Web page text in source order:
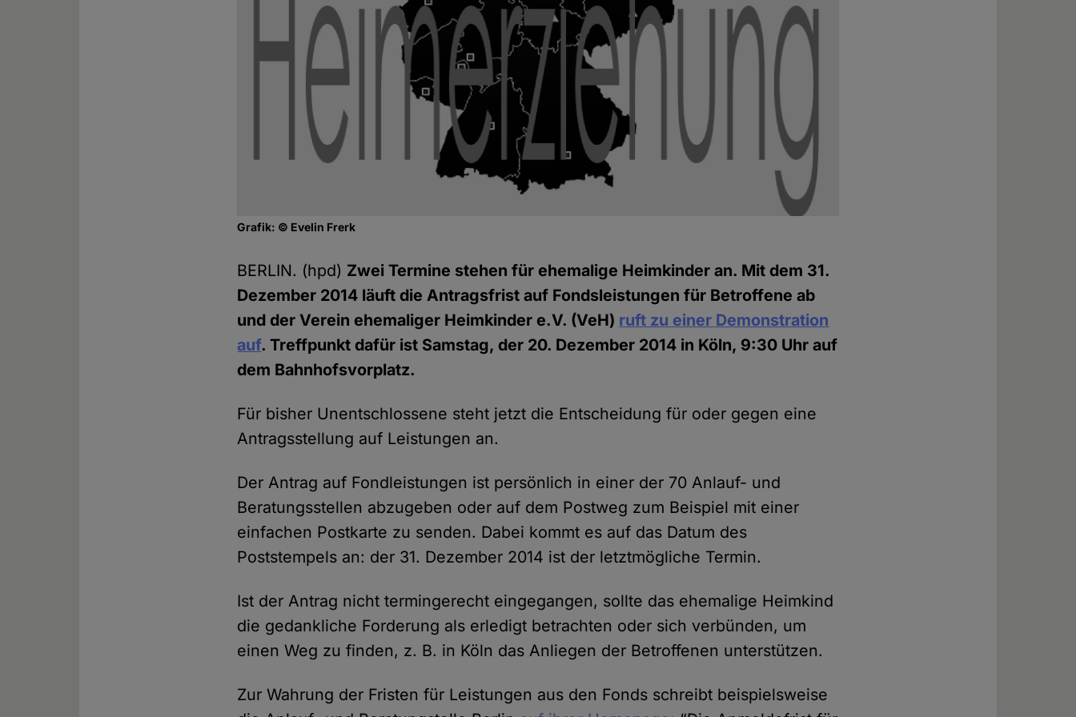
Grafik: © Evelin Frerk
BERLIN. (hpd) Zwei Termine stehen für ehemalige Heimkinder an. Mit dem 31.
Dezember 2014 läuft die Antragsfrist auf Fondsleistungen für Betroffene ab
und der Verein ehemaliger Heimkinder e.V. (VeH) ruft zu einer Demonstration
auf. Treffpunkt dafür ist Samstag, der 20. Dezember 2014 in Köln, 9:30 Uhr auf
dem Bahnhofsvorplatz.
Für bisher Unentschlossene steht jetzt die Entscheidung für oder gegen eine
Antragsstellung auf Leistungen an.
Der Antrag auf Fondleistungen ist persönlich in einer der 70 Anlauf- und
Beratungsstellen abzugeben oder auf dem Postweg zum Beispiel mit einer
einfachen Postkarte zu senden. Dabei kommt es auf das Datum des
Poststempels an: der 31. Dezember 2014 ist der letztmögliche Termin.
Ist der Antrag nicht termingerecht eingegangen, sollte das ehemalige Heimkind
die gedankliche Forderung als erledigt betrachten oder sich verbünden, um
einen Weg zu finden, z. B. in Köln das Anliegen der Betroffenen unterstützen.
Zur Wahrung der Fristen für Leistungen aus den Fonds schreibt beispielsweise